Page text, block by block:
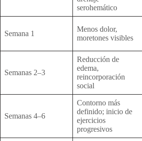
serohemático
Semana 1
Menos dolor,
moretones visibles
Semanas 2–3
Reducción de
edema,
reincorporación
social
Semanas 4–6
Contorno más
definido; inicio de
ejercicios
progresivos